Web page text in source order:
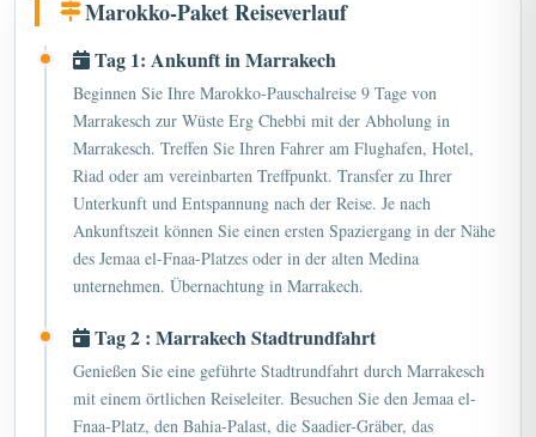
Beginnen Sie Ihre Marokko-Pauschalreise 9 Tage von
Marrakesch zur Wüste Erg Chebbi mit der Abholung in
Marrakesch. Treffen Sie Ihren Fahrer am Flughafen, Hotel,
Riad oder am vereinbarten Treffpunkt. Transfer zu Ihrer
Unterkunft und Entspannung nach der Reise. Je nach
Ankunftszeit können Sie einen ersten Spaziergang in der Nähe
des Jemaa el-Fnaa-Platzes oder in der alten Medina
unternehmen. Übernachtung in Marrakech.
Genießen Sie eine geführte Stadtrundfahrt durch Marrakesch
mit einem örtlichen Reiseleiter. Besuchen Sie den Jemaa el-
Fnaa-Platz, den Bahia-Palast, die Saadier-Gräber, das
Koutoubia-Viertel und die bunten Souks. Entdecken Sie